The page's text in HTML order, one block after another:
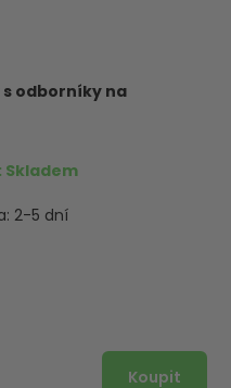
odborníky na
Skladem
2-5 dní